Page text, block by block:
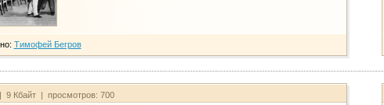
Тимофей Бегров
9 Кбайт | просмотров: 700